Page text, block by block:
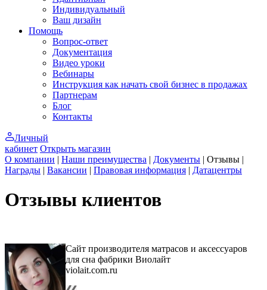
Индивидуальный
Ваш дизайн
Помощь
Вопрос-ответ
Документация
Видео уроки
Вебинары
Инструкция как начать свой бизнес в продажах
Партнерам
Блог
Контакты
Личный
кабинет Открыть магазин
О компании
Наши преимущества Документы Отзывы
Награды
Вакансии Правовая информация Датацентры
Отзывы клиентов
Сайт производителя матрасов и аксессуаров
для сна фабрики Виолайт
violait.com.ru